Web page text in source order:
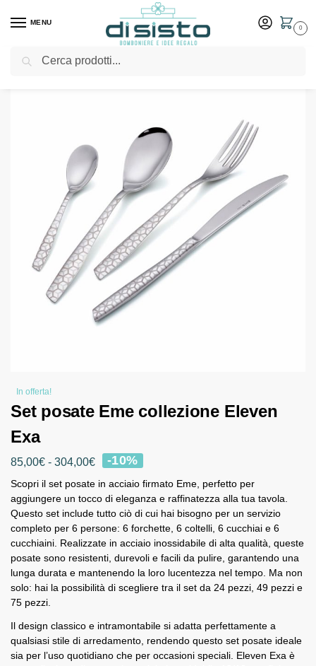
MENU
0
Home Shop Tavola Posate
In offerta!
Set posate Eme collezione Eleven
Exa
85,00€ - 304,00€ -10%
Scopri il set posate in acciaio firmato Eme, perfetto per
aggiungere un tocco di eleganza e raffinatezza alla tua tavola.
Questo set include tutto ciò di cui hai bisogno per un servizio
completo per 6 persone: 6 forchette, 6 coltelli, 6 cucchiai e 6
cucchiaini. Realizzate in acciaio inossidabile di alta qualità, queste
posate sono resistenti, durevoli e facili da pulire, garantendo una
lunga durata e mantenendo la loro lucentezza nel tempo. Ma non
solo: hai la possibilità di scegliere tra il set da 24 pezzi, 49 pezzi e
75 pezzi.
Il design classico e intramontabile si adatta perfettamente a
qualsiasi stile di arredamento, rendendo questo set posate ideale
sia per l’uso quotidiano che per occasioni speciali. Eleven Exa è